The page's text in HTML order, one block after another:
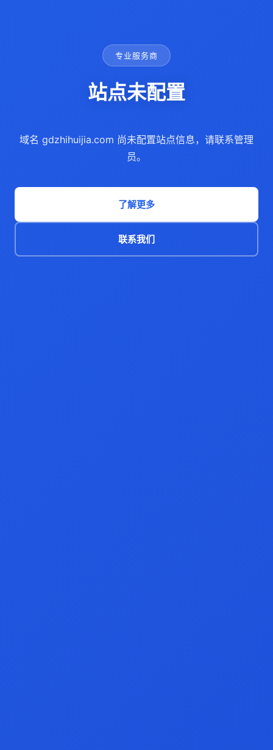
专业服务商
站点未配置
域名 gdzhihuijia.com 尚未配置站点信息，请联系管理
员。
了解更多
联系我们